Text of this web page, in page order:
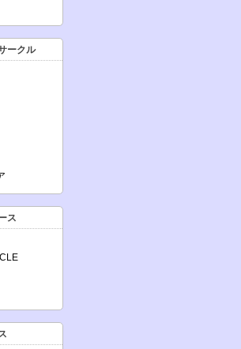
ークル
ス